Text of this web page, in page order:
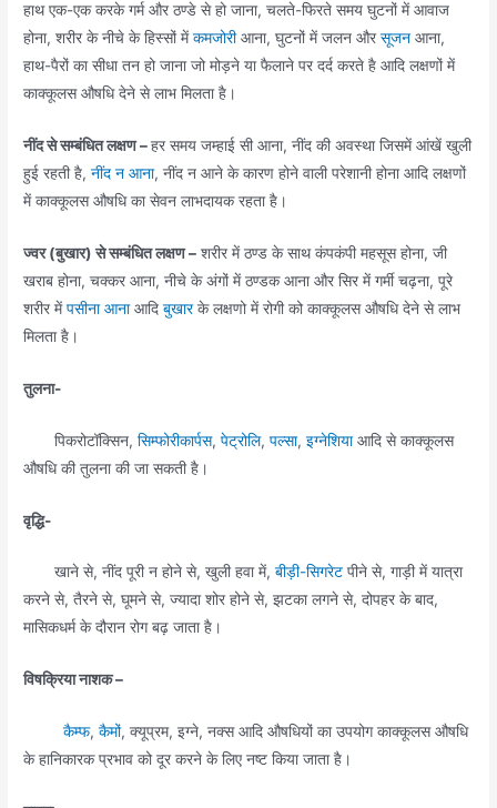
हाथ एक-एक करके गर्म और ठण्डे से हो जाना, चलते-फिरते समय घुटनों में आवाज
होना, शरीर के नीचे के हिस्सों मेंकमजोरीआना, घुटनों में जलन औरसूजनआना,
हाथ-पैरों का सीधा तन हो जाना जो मोड़ने या फैलाने पर दर्द करते है आदि लक्षणों में
काक्कूलस औषधि देने से लाभ मिलता है।
नींद से सम्बंधित लक्षण –हर समय जम्हाई सी आना, नींद की अवस्था जिसमें आंखें खुली
हुई रहती है,नींद न आना, नींद न आने के कारण होने वाली परेशानी होना आदि लक्षणों
में काक्कूलस औषधि का सेवन लाभदायक रहता है।
ज्वर (बुखार) से सम्बंधित लक्षण – शरीर में ठण्ड के साथ कंपकंपी महसूस होना, जी
खराब होना, चक्कर आना, नीचे के अंगों में ठण्डक आना और सिर में गर्मी चढ़ना, पूरे
शरीर मेंपसीना आनाआदिबुखारके लक्षणो में रोगी को काक्कूलस औषधि देने से लाभ
मिलता है।
तुलना-
पिकरोटॉक्सिन,सिम्फोरीकार्पस,पेट्रोलि,पल्सा,इग्नेशियाआदि से काक्कूलस
औषधि की तुलना की जा सकती है।
वृद्धि-
खाने से, नींद पूरी न होने से, खुली हवा में,बीड़ी-सिगरेटपीने से, गाड़ी में यात्रा
करने से, तैरने से, घूमने से, ज्यादा शोर होने से, झटका लगने से, दोपहर के बाद,
मासिकधर्म के दौरान रोग बढ़ जाता है।
विषक्रिया नाशक –
कैम्फ,कैमों, क्यूप्रम, इग्ने, नक्स आदि औषधियों का उपयोग काक्कूलस औषधि
के हानिकारक प्रभाव को दूर करने के लिए नष्ट किया जाता है।